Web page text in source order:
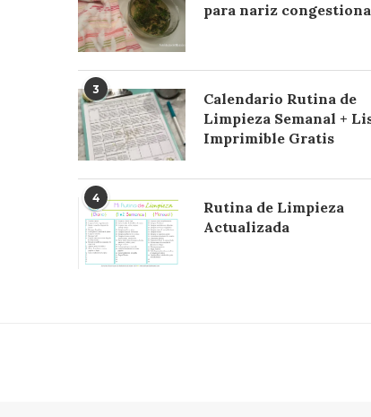
para nariz
3
Calendario Rutina de
Limpieza Semanal +
Imprimible Gratis
4
Rutina de Limpieza
Actualizada